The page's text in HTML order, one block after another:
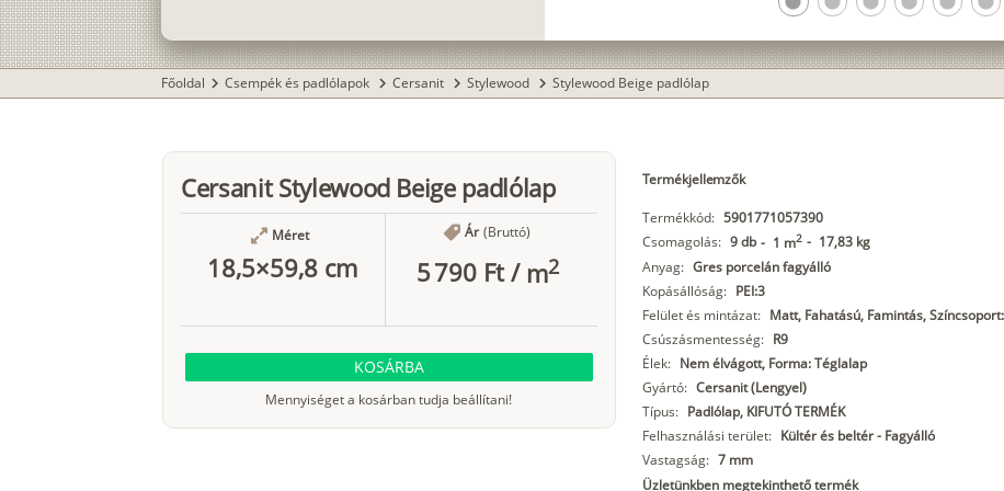
Főoldal chevron_right Csempék és padlólapok chevron_right Cersanit chevron_right Stylewood chevron_right Stylewood Beige padlólap
Cersanit Stylewood Beige padlólap
Méret
18,5×59,8 cm
Ár (Bruttó)
5 790 Ft/ m2
KOSÁRBA
Mennyiséget a kosárban tudja beállítani!
Termékjellemzők
Termékkód: 5901771057390
Csomagolás: 9 db - 1 m2 - 17,83 kg
Anyag: Gres porcelán fagyálló
Kopásállóság: PEI:3
Felület és mintázat: Matt, Fahatású, Famintás,
Csúszásmentesség: R9
Élek: Nem élvágott, Forma: Téglalap
Gyártó: Cersanit (Lengyel)
Típus: Padlólap, KIFUTÓ TERMÉK
Felhasználási terület: Kültér és beltér - Fagyálló
Vastagság: 7 mm
Üzletünkben megtekinthető termék